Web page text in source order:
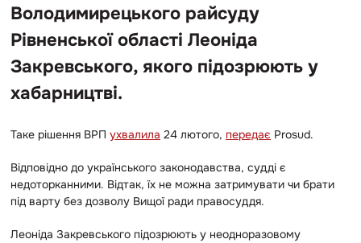
Володимирецького райсуду
Рівненської області Леоніда
Закревського, якого підозрюють у
хабарництві.
Таке рішення ВРП ухвалила 24 лютого, передає Prosud.
Відповідно до українського законодавства, судді є
недоторканними. Відтак, їх не можна затримувати чи брати
під варту без дозволу Вищої ради правосуддя.
Леоніда Закревського підозрюють у неодноразовому